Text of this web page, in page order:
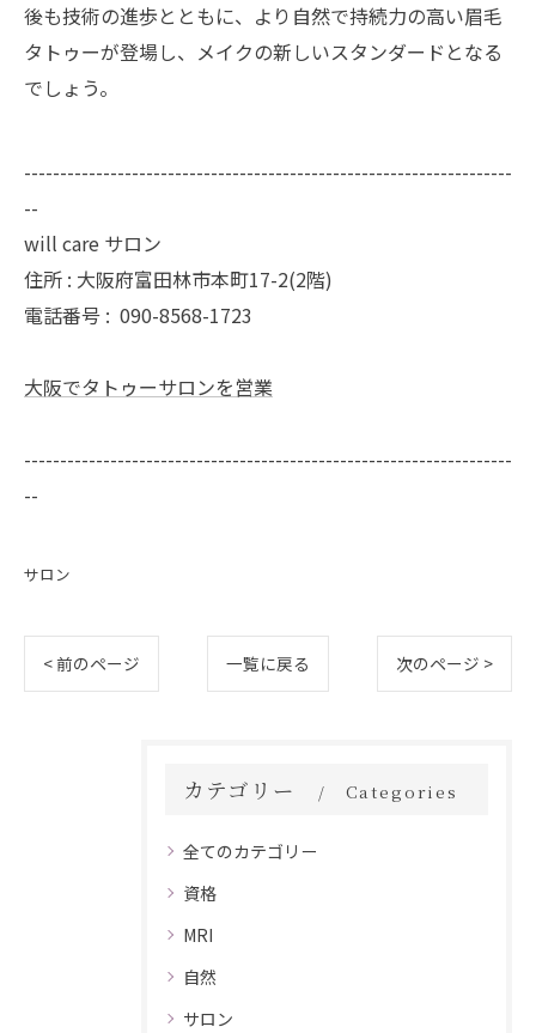
後も技術の進歩とともに、より自然で持続力の高い眉毛
タトゥーが登場し、メイクの新しいスタンダードとなる
でしょう。
--------------------------------------------------------------------
--
will care サロン
住所 : 大阪府富田林市本町17-2(2階)
電話番号 : 090-8568-1723
大阪でタトゥーサロンを営業
--------------------------------------------------------------------
--
サロン
< 前のページ 一覧に戻る 次のページ >
カテゴリー Categories
全てのカテゴリー
資格
MRI
自然
サロン